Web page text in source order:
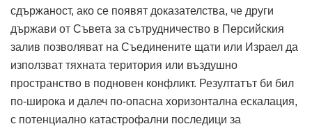
сдържаност, ако се появят доказателства, че други
държави от Съвета за сътрудничество в Персийския
залив позволяват на Съединените щати или Израел да
използват тяхната територия или въздушно
пространство в подновен конфликт. Резултатът би бил
по-широка и далеч по-опасна хоризонтална ескалация,
с потенциално катастрофални последици за